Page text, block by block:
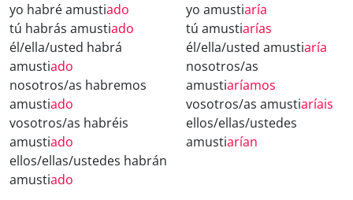
yo habré amustiado
tú habrás amustiado
él/ella/usted habrá
amustiado
nosotros/as habremos
amustiado
vosotros/as habréis
amustiado
ellos/ellas/ustedes habrán
amustiado
yo amustiaría
tú amustiarías
él/ella/usted amustiaría
nosotros/as
amustiaríamos
vosotros/as amustiaríais
ellos/ellas/ustedes
amustiarían